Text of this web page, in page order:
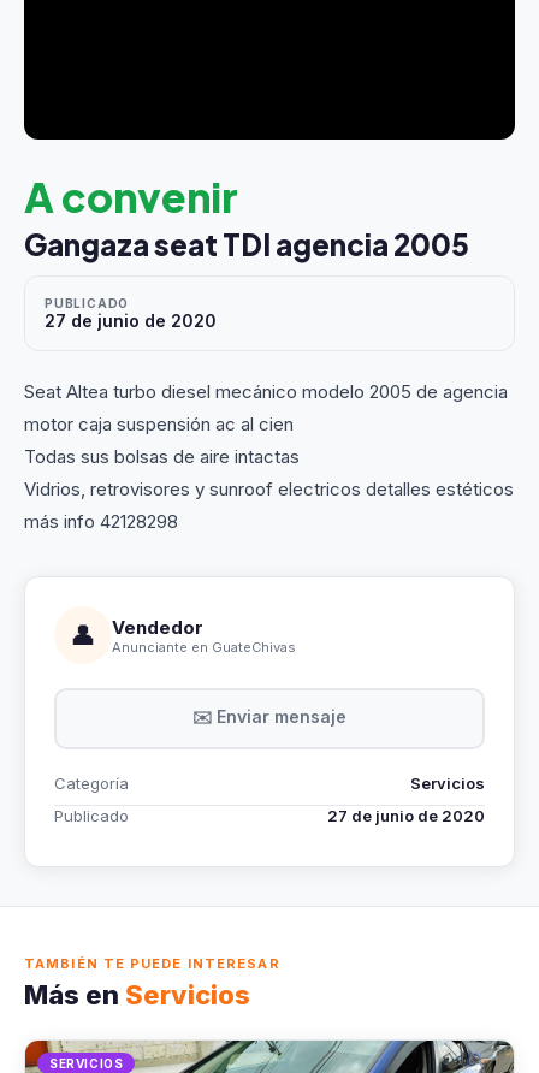
A convenir
Gangaza seat TDI agencia 2005
PUBLICADO
27 de junio de 2020
Seat Altea turbo diesel mecánico modelo 2005 de agencia
motor caja suspensión ac al cien
Todas sus bolsas de aire intactas
Vidrios, retrovisores y sunroof electricos detalles estéticos
más info 42128298
👤 Vendedor
Anunciante en GuateChivas
✉️ Enviar mensaje
Categoría
Servicios
Publicado
27 de junio de 2020
TAMBIÉN TE PUEDE INTERESAR
Más en Servicios
SERVICIOS